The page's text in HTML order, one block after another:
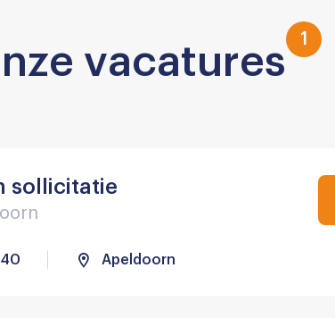
vacatures
1
sollicitatie
Apeldoorn